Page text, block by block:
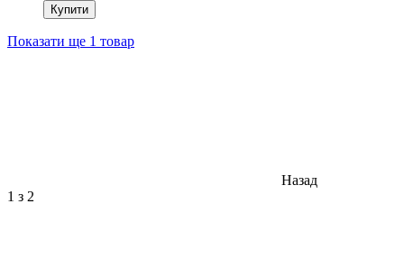
Купити
Показати ще 1 товар
Назад
1 з 2